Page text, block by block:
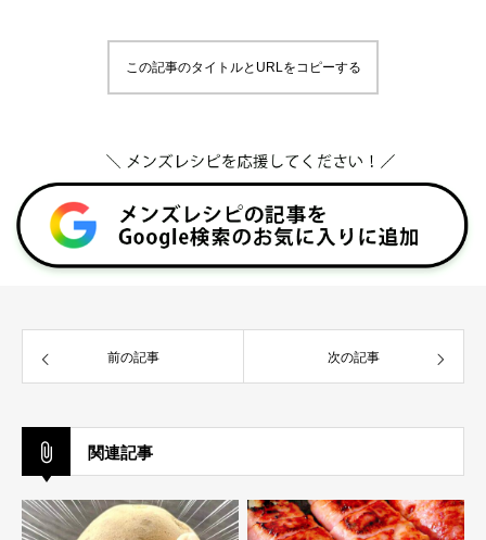
この記事のタイトルとURLをコピーする
前の記事 次の記事
関連記事